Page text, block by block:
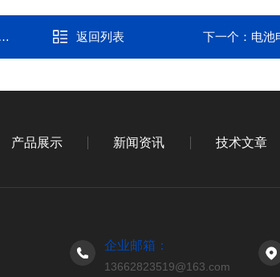
返回列表 下一个： 电池
产品展示 新闻资讯 技术文章
企业邮箱：
13662823519@163.com